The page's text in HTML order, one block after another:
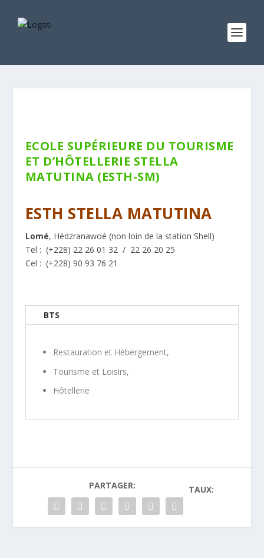
ECOLE SUPÉRIEURE DU TOURISME
ET D’HÔTELLERIE STELLA
MATUTINA (ESTH-SM)
ESTH STELLA MATUTINA
Lomé, Hédzranawoé (non loin de la station Shell)
Tel : (+228) 22 26 01 32 / 22 26 20 25
Cel : (+228) 90 93 76 21
BTS
Restauration et Hébergement,
Tourisme et Loisirs,
Hôtellerie
PARTAGER: TAUX: